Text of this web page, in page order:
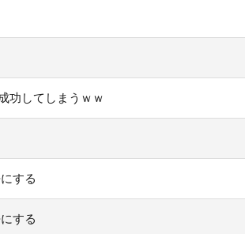
功してしまうｗｗ
する
する